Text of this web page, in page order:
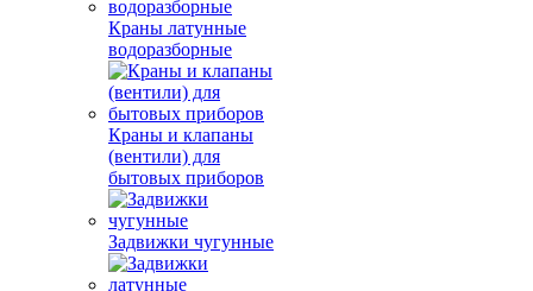
Краны латунные
водоразборные
Краны и клапаны
(вентили) для
бытовых приборов
Задвижки чугунные